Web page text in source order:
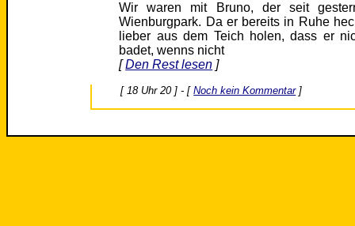
Wir waren mit Bruno, der seit
Wienburgpark. Da er bereits in Ruhe
lieber aus dem Teich holen, dass er
badet, wenns nicht
[Den Rest lesen ]
[ 18 Uhr 20 ] - [Noch kein Kommentar]